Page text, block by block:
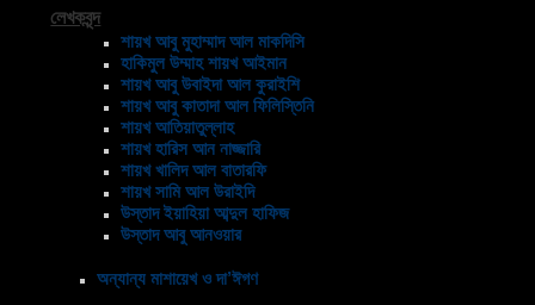
লেখকবৃন্দ
শায়খ আবু মুহাম্মাদ আল মাকদিসি
হাকিমুল উম্মাহ শায়খ আইমান
শায়খ আবু উবাইদা আল কুরাইশি
শায়খ আবু কাতাদা আল ফিলিস্তিনি
শায়খ আতিয়াতুল্লাহ
শায়খ হারিস আন নাজ্জারি
শায়খ খালিদ আল বাতারফি
শায়খ সামি আল উরাইদি
উস্তাদ ইয়াহিয়া আব্দুল হাফিজ
উস্তাদ আবু আনওয়ার
অন্যান্য মাশায়েখ ও দা’ঈগণ